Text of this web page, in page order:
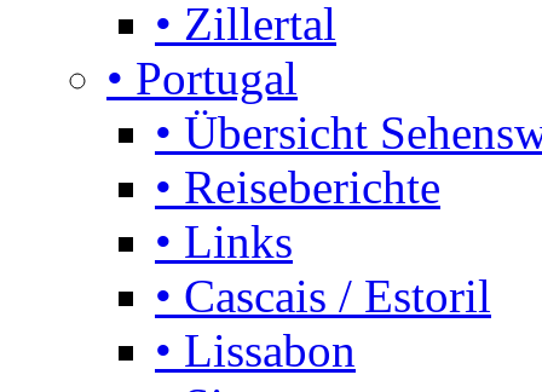
• Zillertal
• Portugal
• Übersicht
• Reiseberichte
• Links
• Cascais / Estoril
• Lissabon